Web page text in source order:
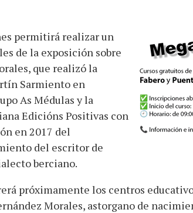
permitirá realizar un
de la exposición sobre
que realizó la
Sarmiento en
As Médulas y la
Edicións Positivas con
en 2017 del
del escritor de
berciano.
próximamente los centros
Morales, astorgano de